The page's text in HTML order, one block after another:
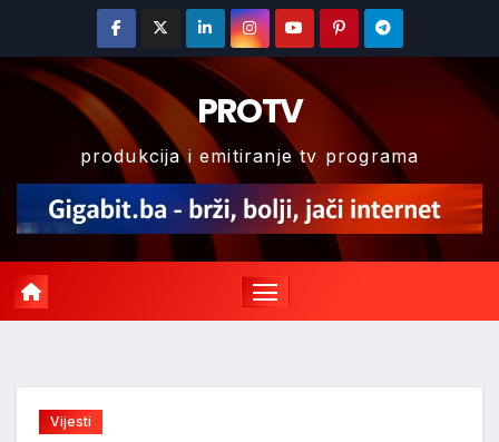
content
PROTV
produkcija i emitiranje tv programa
Vijesti